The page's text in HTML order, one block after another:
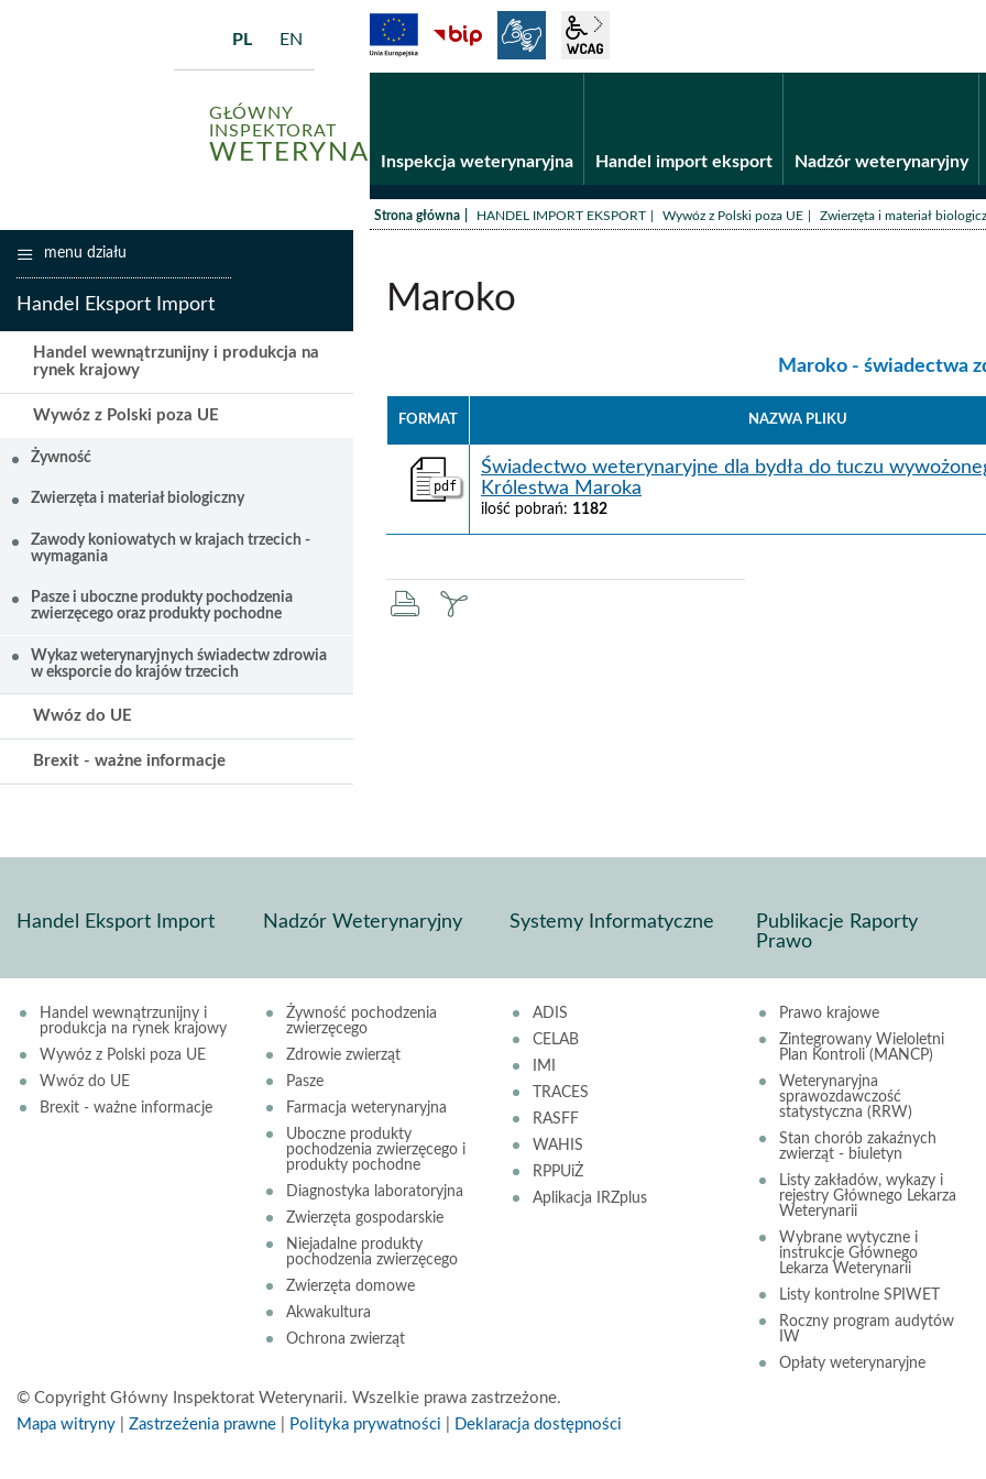
GŁÓWNY
INSPEKTORAT
WETERYNARII
PL EN Fundusze unijne
BiP
Inspekcja weterynaryjna Handel import eksport Nadzór weterynaryjny
Strona główna /HANDEL IMPORT EKSPORT /Wywóz z Polski poza UE /Zwierzęta i materiał
Maroko
kategoria:
Maroko - świadectwa
FORMAT NAZWA PLIKU
pdf
Świadectwo weterynaryjne dla bydła do tuczu
Królestwa Maroka
ilość pobrań: 1182
drukujzapisz
menu działu
Handel Eksport Import
Handel wewnątrzunijny i produkcja na
rynek krajowy
Wywóz z Polski poza UE
Żywność
Zwierzęta i materiał biologiczny
Zawody koniowatych w krajach trzecich -
wymagania
Pasze i uboczne produkty pochodzenia
zwierzęcego oraz produkty pochodne
Wykaz weterynaryjnych świadectw zdrowia
w eksporcie do krajów trzecich
Wwóz do UE
Brexit - ważne informacje
Handel Eksport Import
Handel wewnątrzunijny i
produkcja na rynek krajowy
Wywóz z Polski poza UE
Wwóz do UE
Brexit - ważne informacje
Nadzór Weterynaryjny
Żywność pochodzenia
zwierzęcego
Zdrowie zwierząt
Pasze
Farmacja weterynaryjna
Uboczne produkty
pochodzenia zwierzęcego i
produkty pochodne
Diagnostyka laboratoryjna
Zwierzęta gospodarskie
Niejadalne produkty
pochodzenia zwierzęcego
Zwierzęta domowe
Akwakultura
Ochrona zwierząt
Systemy Informatyczne
ADIS
CELAB
IMI
TRACES
RASFF
WAHIS
RPPUiŻ
Aplikacja IRZplus
Publikacje Raporty
Prawo
Prawo krajowe
Zintegrowany Wieloletni
Plan Kontroli (MANCP)
Weterynaryjna
sprawozdawczość
statystyczna (RRW)
Stan chorób zakaźnych
zwierząt - biuletyn
Listy zakładów, wykazy i
rejestry Głównego Lekarza
Weterynarii
Wybrane wytyczne i
instrukcje Głównego
Lekarza Weterynarii
Listy kontrolne SPIWET
Roczny program audytów
IW
Opłaty weterynaryjne
© Copyright Główny Inspektorat Weterynarii. Wszelkie prawa zastrzeżone.
Mapa witryny
Zastrzeżenia prawne Polityka prywatności Deklaracja dostępności